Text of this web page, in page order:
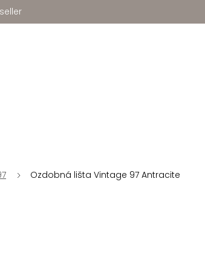
Ozdobná lišta Vintage 97 Antracite